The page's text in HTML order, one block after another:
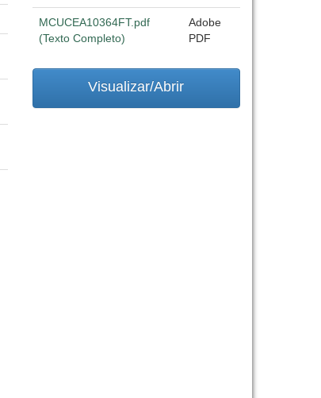
MCUCEA10364FT.pdf
(Texto Completo)
Adobe
PDF
Visualizar/Abrir